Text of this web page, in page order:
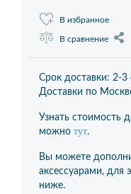
В избранное
В сравнение
Срок доставки: 2-3
Доставки по
Узнать стоимость
можно тут.
Вы можете
аксессуарами, для
ниже.